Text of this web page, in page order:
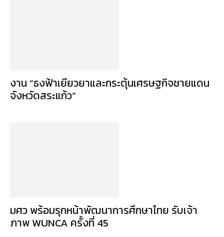
งาน “ธงฟ้าเยียวยาและกระตุ้นเศรษฐกิจชายแดน
จังหวัดสระแก้ว”
มศว พร้อมรุกหน้าพัฒนาการศึกษาไทย รับเจ้า
ภาพ WUNCA ครั้งที่ 45